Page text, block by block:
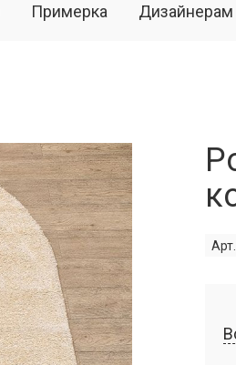
Примерка Дизайнерам